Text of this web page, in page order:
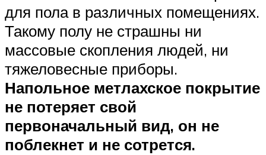
для пола в различных помещениях.
Такому полу не страшны ни
массовые скопления людей, ни
тяжеловесные приборы.
Напольное метлахское покрытие
не потеряет свой
первоначальный вид, он не
поблекнет и не сотрется.